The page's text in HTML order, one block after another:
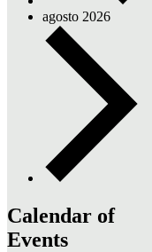
agosto 2026
Calendar of
Events